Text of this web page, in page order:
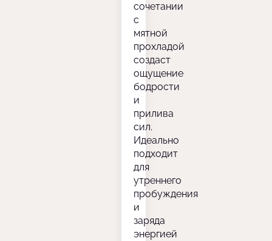
сочетании
с
мятной
прохладой
создаст
ощущение
бодрости
и
прилива
сил.
Идеально
подходит
для
утреннего
пробуждения
и
заряда
энергией